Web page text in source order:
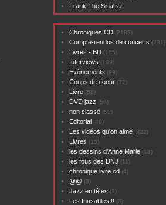
Frank The Sinatra
Chroniques CD (2185)
Compte-rendus de concerts (231)
Livres - BD (155)
Interviews (109)
Evènements (99)
Coups de coeur (72)
Livre (58)
DVD jazz (56)
non classé (52)
Editorial (49)
Les vidéos qu'on aime ! (22)
Livres (15)
les dessins d'Anne Marie (13)
les fous des DNJ (11)
chronique livre cd (4)
@@ (3)
Jazz en têtes (3)
Les Inusables !! (3)